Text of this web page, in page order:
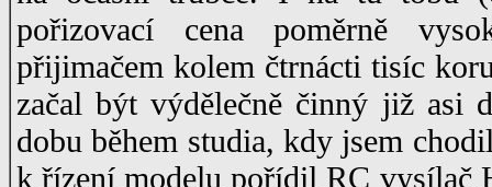
pořizovací cena poměrně
přijimačem kolem čtrnácti tisíc
začal být výdělečně činný již asi
dobu během studia, kdy jsem
k řízení modelu pořídil RC vysílač